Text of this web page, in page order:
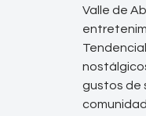
Valle de
gustos de